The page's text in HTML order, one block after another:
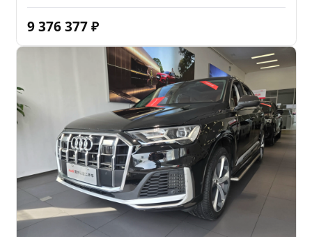
9 376 377 ₽